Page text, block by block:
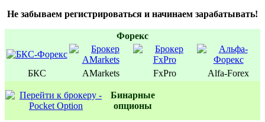
Не забываем регистрироваться и начинаем зарабатывать!
Форекс
БКС AMarkets FxPro Alfa-Forex
Бинаpные
oпционы